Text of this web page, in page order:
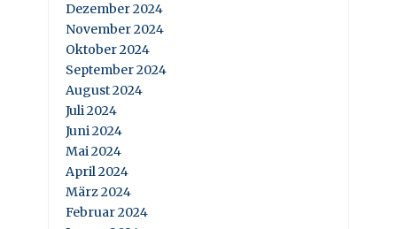
Dezember 2024
November 2024
Oktober 2024
September 2024
August 2024
Juli 2024
Juni 2024
Mai 2024
April 2024
März 2024
Februar 2024